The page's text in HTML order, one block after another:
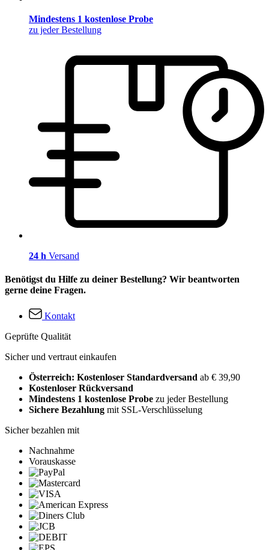
Mindestens 1 kostenlose Probe
zu jeder Bestellung
24 h Versand
Benötigst du Hilfe zu deiner Bestellung? Wir beantworten
gerne deine Fragen.
Kontakt
Geprüfte Qualität
Sicher und vertraut einkaufen
Österreich: Kostenloser Standardversand ab € 39,90
Kostenloser Rückversand
Mindestens 1 kostenlose Probe zu jeder Bestellung
Sichere Bezahlung mit SSL-Verschlüsselung
Sicher bezahlen mit
Nachnahme
Vorauskasse